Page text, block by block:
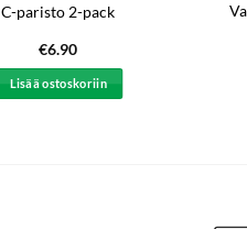
C-paristo 2-pack
€6.90
Lisää ostoskoriin